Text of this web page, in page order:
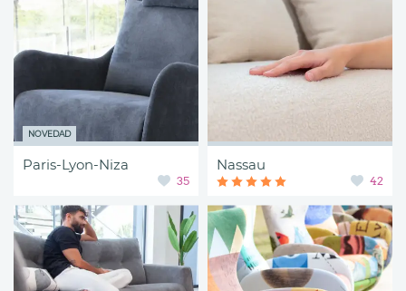
NOVEDAD
Paris-Lyon-Niza
35
Nassau
42